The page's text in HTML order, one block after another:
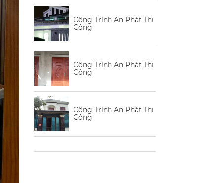
Công Trình An Phát Thi
Công
Công Trình An Phát Thi
Công
Công Trình An Phát Thi
Công